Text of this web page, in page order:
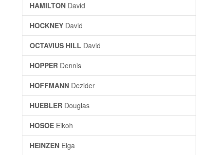
HAMILTON David
HOCKNEY David
OCTAVIUS HILL David
HOPPER Dennis
HOFFMANN Dezider
HUEBLER Douglas
HOSOE Eikoh
HEINZEN Elga